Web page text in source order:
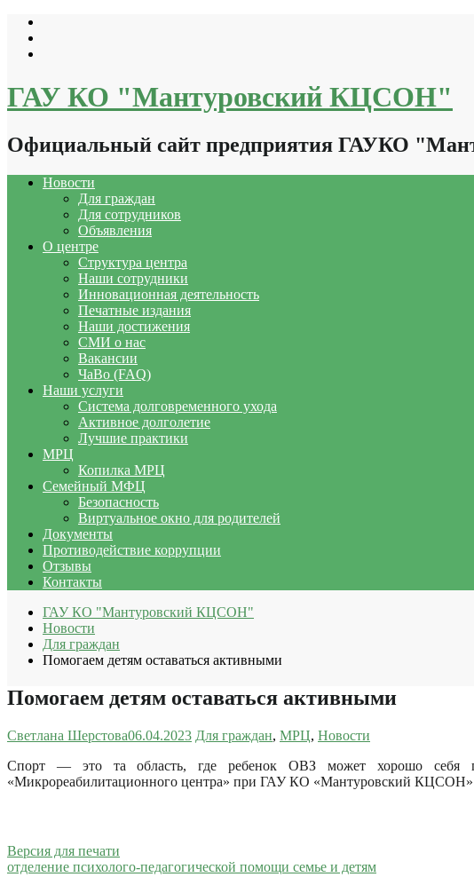
Перейти
содержимому
ГАУ КО "Мантуровский КЦСОН"
Официальный сайт предприятия ГАУКО
Новости
Для граждан
Для сотрудников
Объявления
О центре
Структура центра
Наши сотрудники
Инновационная деятельность
Печатные издания
Наши достижения
СМИ о нас
Вакансии
ЧаВо (FAQ)
Наши услуги
Система долговременного ухода
Активное долголетие
Лучшие практики
МРЦ
Копилка МРЦ
Семейный МФЦ
Безопасность
Виртуальное окно для родителей
Документы
Противодействие коррупции
Отзывы
Контакты
ГАУ КО "Мантуровский КЦСОН"
Новости
Для граждан
Помогаем детям оставаться активными
Помогаем детям оставаться активными
Светлана Шерстова06.04.2023 Для граждан, МРЦ, Новости
Спорт — это та область, где ребенок ОВЗ может хорошо себя
«Микрореабилитационного центра» при ГАУ КО «Мантуровский КЦСОН»
Версия для печати
отделение психолого-педагогической помощи семье и детям